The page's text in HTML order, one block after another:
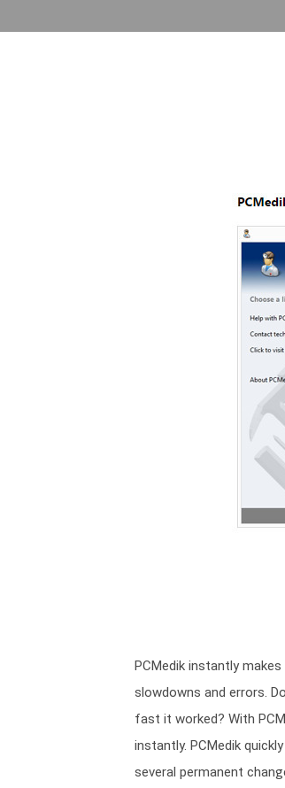
PCMedik instantly
slowdowns and errors.
fast it worked? With
instantly. PCMedik
several permanent